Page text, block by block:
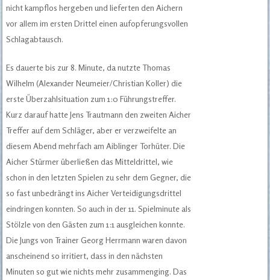
nicht kampflos hergeben und lieferten den Aichern
vor allem im ersten Drittel einen aufopferungsvollen
Schlagabtausch.
Es dauerte bis zur 8. Minute, da nutzte Thomas
Wilhelm (Alexander Neumeier/Christian Koller) die
erste Überzahlsituation zum 1:0 Führungstreffer.
Kurz darauf hatte Jens Trautmann den zweiten Aicher
Treffer auf dem Schläger, aber er verzweifelte an
diesem Abend mehrfach am Aiblinger Torhüter. Die
Aicher Stürmer überließen das Mitteldrittel, wie
schon in den letzten Spielen zu sehr dem Gegner, die
so fast unbedrängt ins Aicher Verteidigungsdrittel
eindringen konnten. So auch in der 11. Spielminute als
Stölzle von den Gästen zum 1:1 ausgleichen konnte.
Die Jungs von Trainer Georg Herrmann waren davon
anscheinend so irritiert, dass in den nächsten
Minuten so gut wie nichts mehr zusammenging. Das